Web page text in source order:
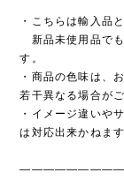
・こちらは輸入品
新品未使用品で
す。
・商品の色味は、
若干異なる場合が
・イメージ違いや
は対応出来かねます